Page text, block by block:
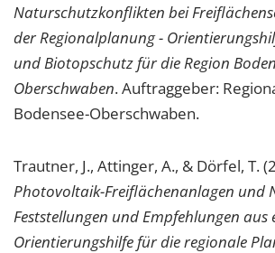
Naturschutzkonflikten bei
der Regionalplanung -
und Biotopschutz für die Region
Oberschwaben. Auftraggeber:
Bodensee-Oberschwaben.
Trautner, J., Attinger, A., & Dörfel, T.
Photovoltaik-Freiflächenanlagen und
Feststellungen und Empfehlungen aus
Orientierungshilfe für die regionale